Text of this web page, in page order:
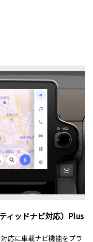
ィッドナビ対応）Plus
応に車載ナビ機能をプラ